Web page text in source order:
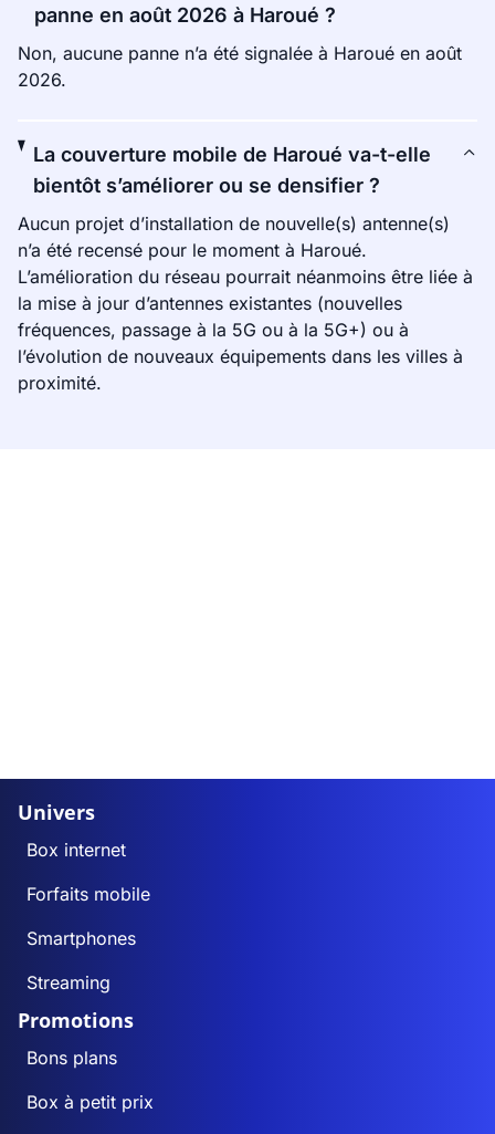
panne en août 2026 à Haroué ?
Non, aucune panne n’a été signalée à Haroué en août
2026.
La couverture mobile de Haroué va-t-elle
bientôt s’améliorer ou se densifier ?
Aucun projet d’installation de nouvelle(s) antenne(s)
n’a été recensé pour le moment à Haroué.
L’amélioration du réseau pourrait néanmoins être liée à
la mise à jour d’antennes existantes (nouvelles
fréquences, passage à la 5G ou à la 5G+) ou à
l’évolution de nouveaux équipements dans les villes à
proximité.
Univers
Box internet
Forfaits mobile
Smartphones
Streaming
Promotions
Bons plans
Box à petit prix